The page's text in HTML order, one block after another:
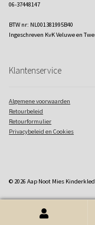
06-37448147
BTW nr: NL001381995B40
Ingeschreven KvK Veluwe en
Klantenservice
Algemene voorwaarden
Retourbeleid
Retourformulier
Privacybeleid en Cookies
© 2026 Aap Noot Mies